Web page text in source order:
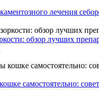
лечения
обзор лучших
самостоятельно: